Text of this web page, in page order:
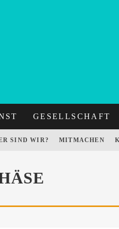
GESELLSCHAFT
SIND WIR? MITMACHEN